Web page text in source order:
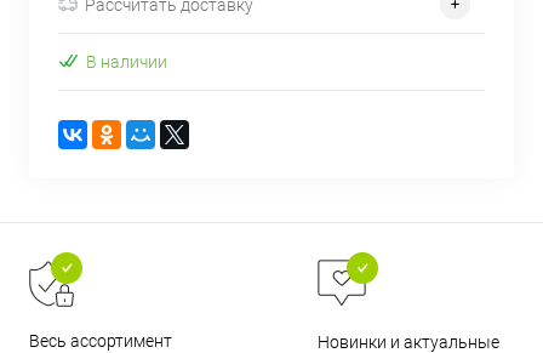
Рассчитать доставку
В наличии
Весь ассортимент
Новинки и актуальные